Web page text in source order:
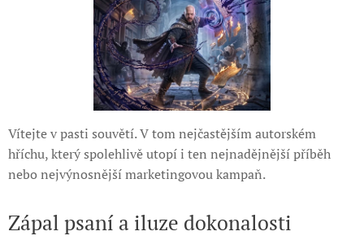
Vítejte v pasti souvětí. V tom nejčastějším autorském
hříchu, který spolehlivě utopí i ten nejnadějnější příběh
nebo nejvýnosnější marketingovou kampaň.
Zápal psaní a iluze dokonalosti